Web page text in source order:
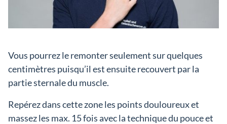
Vous pourrez le remonter seulement sur quelques
centimètres puisqu’il est ensuite recouvert par la
partie sternale du muscle.
Repérez dans cette zone les points douloureux et
massez les max. 15 fois avec la technique du pouce et